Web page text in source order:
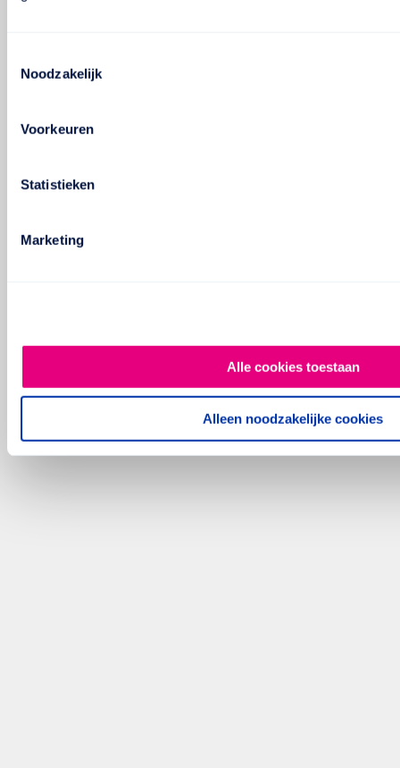
Noodzakelijk
Voorkeuren
Statistieken
Marketing
Alle cookies toestaan
Alleen noodzakelijke cookies